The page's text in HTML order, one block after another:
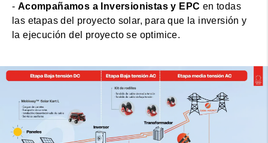
- Acompañamos a Inversionistas y EPC en todas
las etapas del proyecto solar, para que la inversión y
la ejecución del proyecto se optimice.